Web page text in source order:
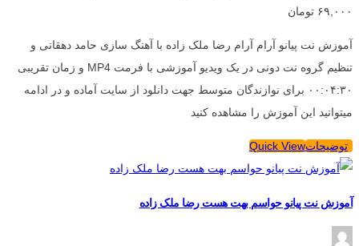
۶۹,۰۰۰ تومان
آموزش نت پیانو آرام آرام رضا ملک زاده با آهنگ سازی حامد دهقانی و
تنظیم گروه نت دونی در یک ویدیو آموزشی با فرمت MP4 و زمان تقریبی
۰۰:۰۴:۳۰ برای نوازندگان متوسط جهت دانلود از سایت آماده و در ادامه
میتوانید این آموزش را مشاهده کنید
توضیحاتQuick View
آموزش نت پیانو حواسم بهت هست رضا ملک زاده